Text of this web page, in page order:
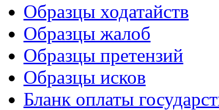
Образцы ходатайств
Образцы жалоб
Образцы претензий
Образцы исков
Бланк оплаты